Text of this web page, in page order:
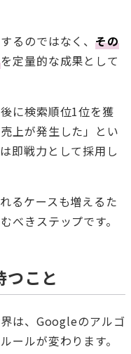
るのではなく、その
を定量的な成果として
に検索順位1位を獲
上が発生した」とい
即戦力として採用し
るケースも増えるた
べきステップです。
つこと
は、Googleのアルゴ
ールが変わります。